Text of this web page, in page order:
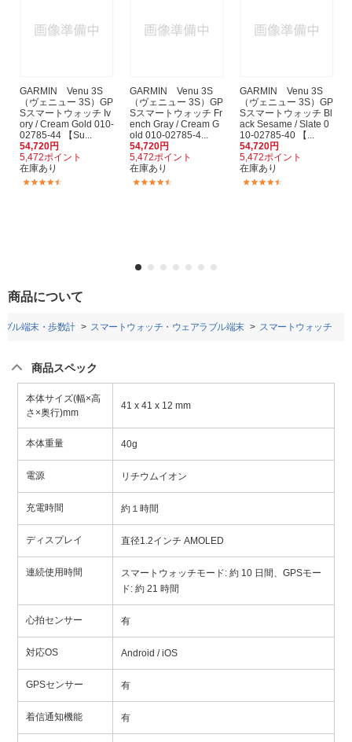
GARMIN Venu 3S
（ヴェニュー 3S）GP
Sスマートウォッチ Iv
ory / Cream Gold 010-
02785-44 【Su...
54,720円
5,472ポイント
在庫あり
GARMIN Venu 3S
（ヴェニュー 3S）GP
Sスマートウォッチ Fr
ench Gray / Cream G
old 010-02785-4...
54,720円
5,472ポイント
在庫あり
GARMIN Venu 3S
（ヴェニュー 3S）GP
Sスマートウォッチ Bl
ack Sesame / Slate 0
10-02785-40 【...
54,720円
5,472ポイント
在庫あり
商品について
ル端末・歩数計 スマートウォッチ・ウェアラブル端末 スマートウォッチ
商品スペック
本体サイズ(幅×高
さ×奥行)mm
41 x 41 x 12 mm
本体重量 40g
電源 リチウムイオン
充電時間 約１時間
ディスプレイ 直径1.2インチ AMOLED
連続使用時間
スマートウォッチモード: 約 10 日間、GPSモー
ド: 約 21 時間
心拍センサー 有
対応OS Android / iOS
GPSセンサー 有
着信通知機能 有